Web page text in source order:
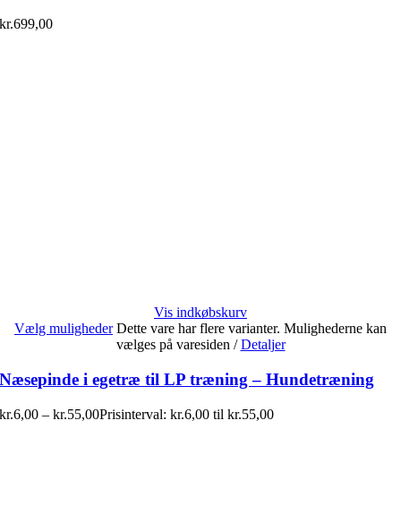
kr.699,00
Vis indkøbskurv
Vælg muligheder Dette vare har flere varianter. Mulighederne kan
vælges på varesiden / Detaljer
Næsepinde i egetræ til LP træning – Hundetræning
kr.6,00 – kr.55,00Prisinterval: kr.6,00 til kr.55,00